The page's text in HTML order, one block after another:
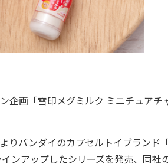
企画「雪印メグミルク ミニチュアチ
りバンダイのカプセルトイブランド
ンアップしたシリーズを発売、同社